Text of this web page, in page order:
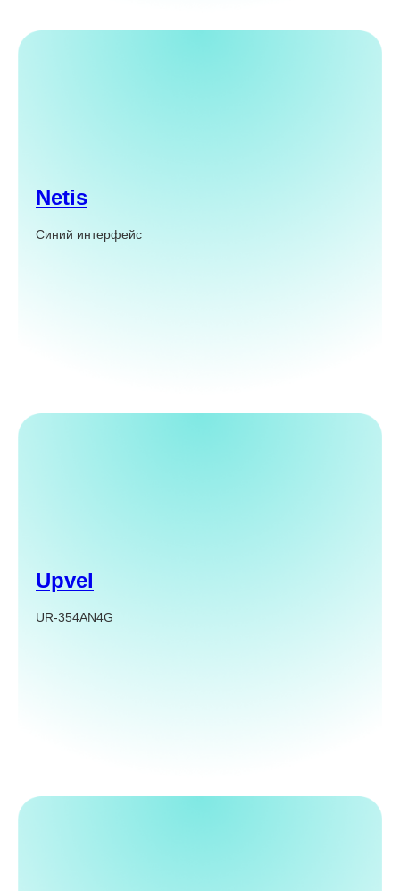
Netis
Синий интерфейс
Upvel
UR-354AN4G